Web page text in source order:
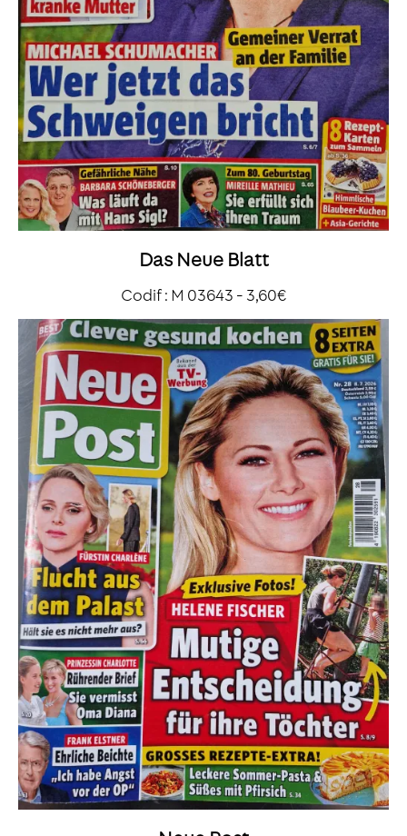
Das Neue Blatt
Codif : M 03643 - 3,60€